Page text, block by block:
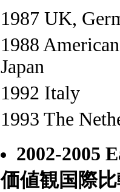
1987 UK,
1988
Japan
1992 Italy
1993 The
2002-2005
価値観国際